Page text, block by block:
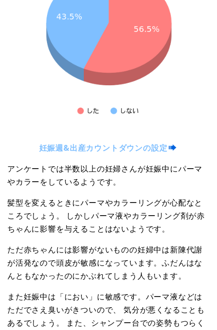
妊娠週&出産カウントダウンの設定
アンケートでは半数以上の妊婦さんが妊娠中にパーマ
やカラーをしているようです。
髪型を変えるときにパーマやカラーリングが心配なと
ころでしょう。 しかしパーマ液やカラーリング剤が赤
ちゃんに影響を与えることはないようです。
ただ赤ちゃんには影響がないものの妊婦中は新陳代謝
が活発なので頭皮が敏感になっています。ふだんはな
んともなかったのにかぶれてしまう人もいます。
また妊娠中は「におい」に敏感です。パーマ液などは
ただでさえ臭いがきついので、 気分が悪くなることも
あるでしょう。 また、シャンプー台での姿勢もつらく